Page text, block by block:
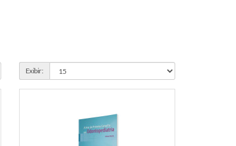
Exibir: